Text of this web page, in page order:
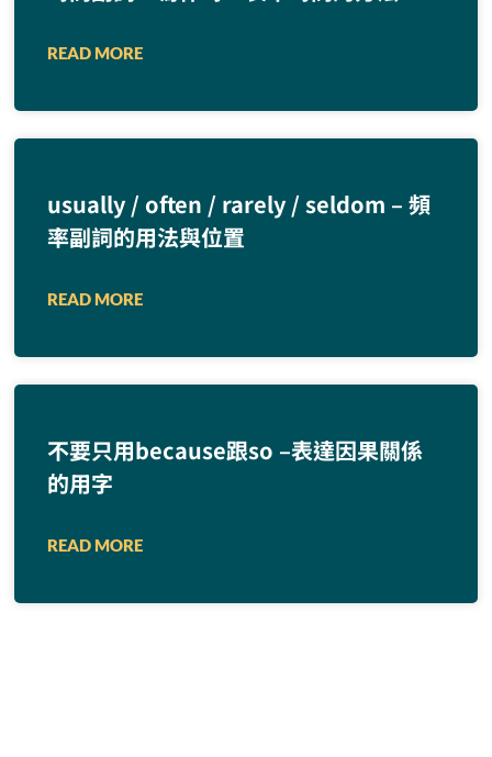
READ MORE
usually / often / rarely / seldom – 頻
率副詞的用法與位置
READ MORE
不要只用because跟so –表達因果關係
的用字
READ MORE